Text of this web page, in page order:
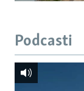
Podcasti